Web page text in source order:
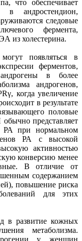
что обеспечивает
в андростендион,
следовые
фермента,
из холестерина.
появляться в
ферментов,
в более
андрогенов,
когда увеличение
в результате
половые
представляет
РА при нормальном
РА с высокой
активностью
конверсию менее
В отличие от
содержанием
повышение риска
для этих
в развитие кожных
метаболизма.
у женщин